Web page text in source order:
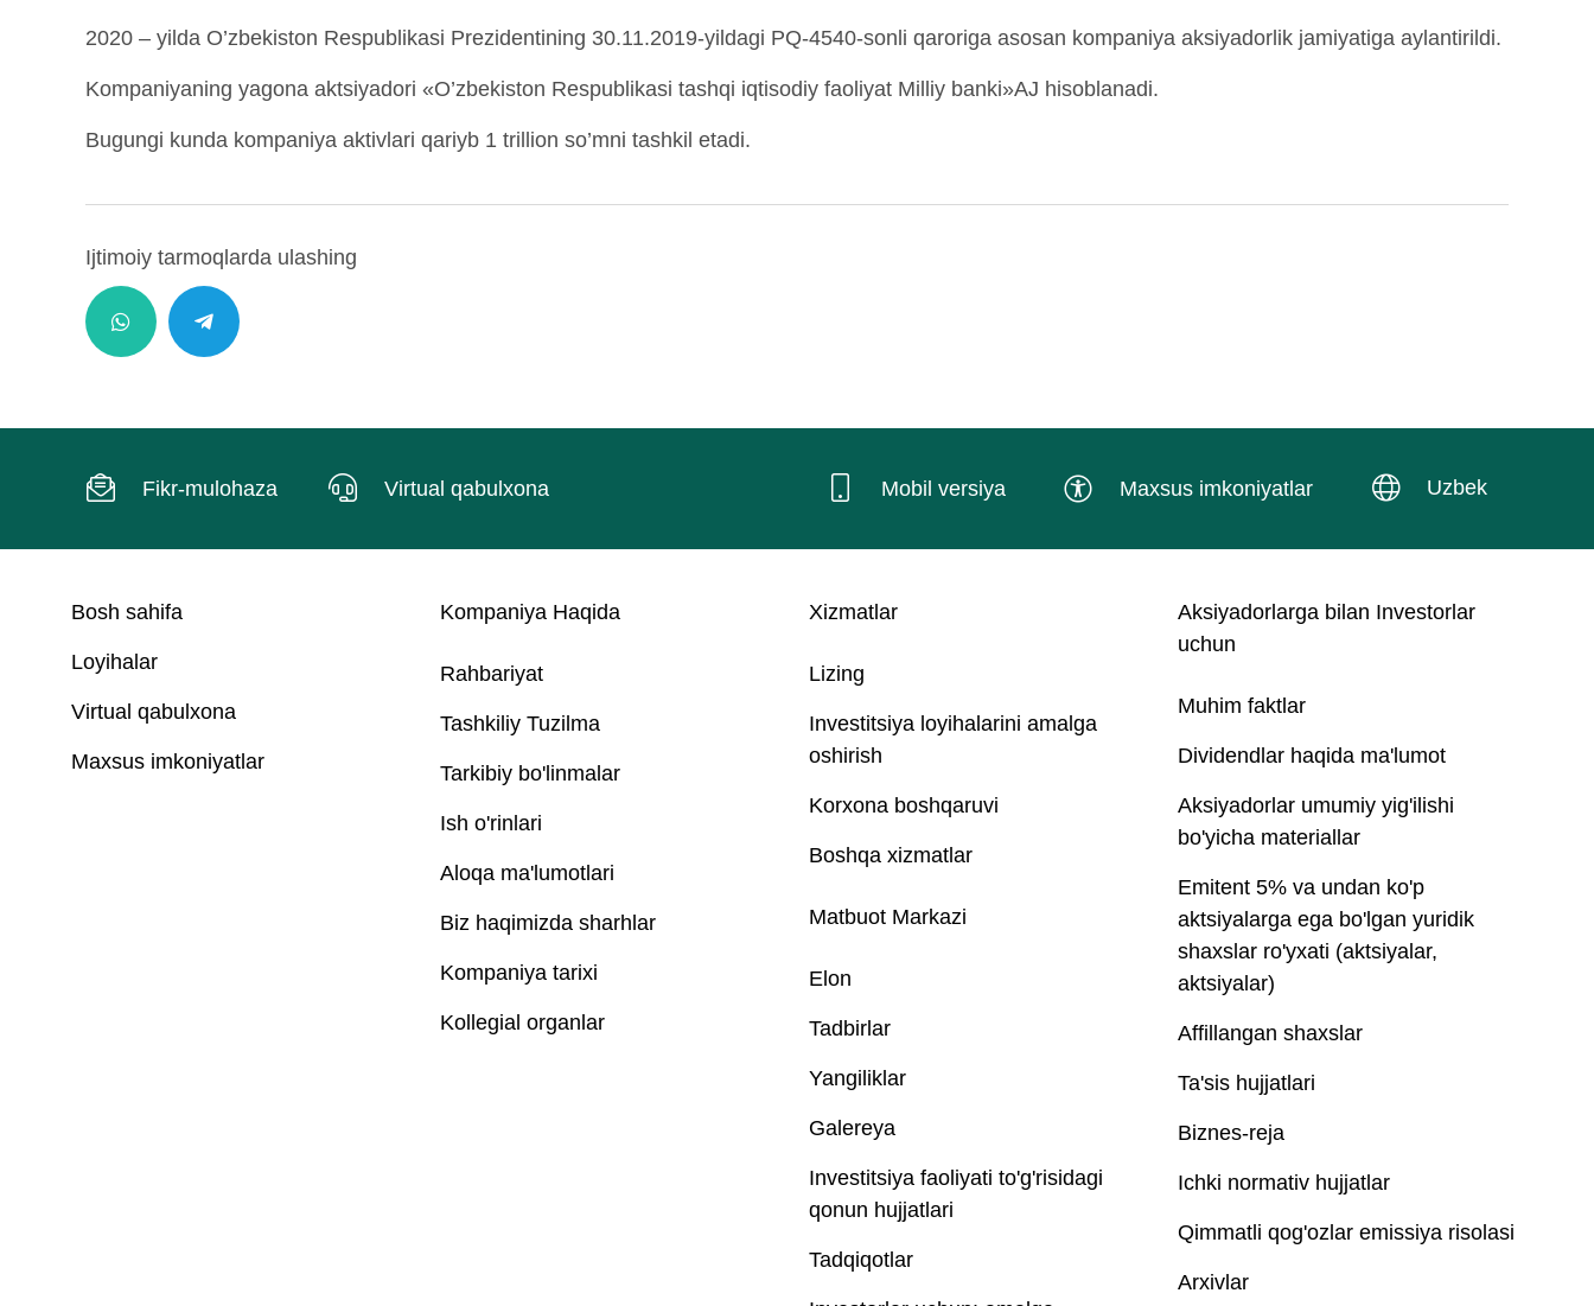
2020 – yilda O’zbekiston Respublikasi Prezidentining 30.11.2019-yildagi PQ-4540-sonli qaroriga asosan kompaniya aksiyadorlik jamiyatiga aylantirildi.
Kompaniyaning yagona aktsiyadori «O’zbekiston Respublikasi tashqi iqtisodiy faoliyat Milliy banki»AJ hisoblanadi.
Bugungi kunda kompaniya aktivlari qariyb 1 trillion so’mni tashkil etadi.
Ijtimoiy tarmoqlarda ulashing
Fikr-mulohaza Virtual qabulxona Mobil versiya Maxsus imkoniyatlar Uzbek
Bosh sahifa
Loyihalar
Virtual qabulxona
Maxsus imkoniyatlar
Kompaniya Haqida
Rahbariyat
Tashkiliy Tuzilma
Tarkibiy bo'linmalar
Ish o'rinlari
Aloqa ma'lumotlari
Biz haqimizda sharhlar
Kompaniya tarixi
Kollegial organlar
Xizmatlar
Lizing
Investitsiya loyihalarini amalga
oshirish
Korxona boshqaruvi
Boshqa xizmatlar
Matbuot Markazi
Elon
Tadbirlar
Yangiliklar
Galereya
Investitsiya faoliyati to'g'risidagi
qonun hujjatlari
Tadqiqotlar
Aksiyadorlarga bilan Investorlar
uchun
Muhim faktlar
Dividendlar haqida ma'lumot
Aksiyadorlar umumiy yig'ilishi
bo'yicha materiallar
Emitent 5% va undan ko'p
aktsiyalarga ega bo'lgan yuridik
shaxslar ro'yxati (aktsiyalar,
aktsiyalar)
Affillangan shaxslar
Ta'sis hujjatlari
Biznes-reja
Ichki normativ hujjatlar
Qimmatli qog'ozlar emissiya risolasi
Arxivlar